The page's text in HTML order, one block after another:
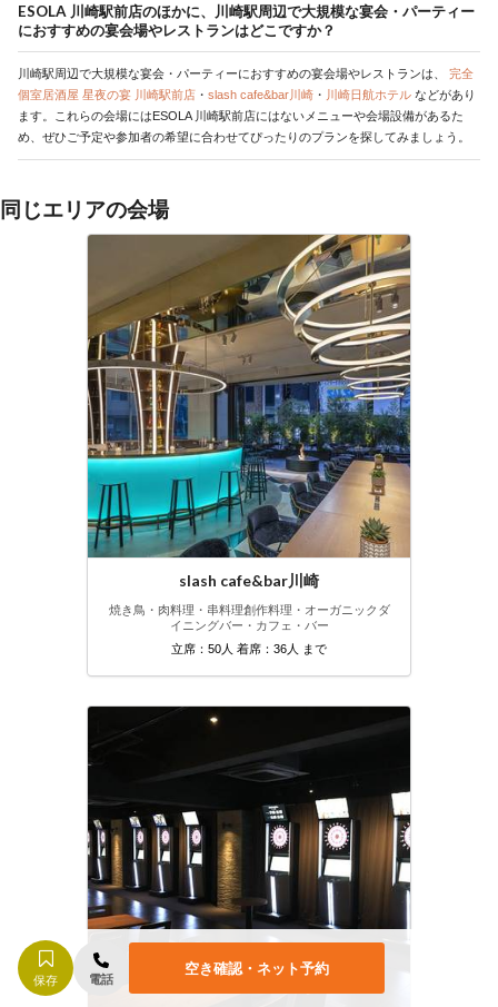
ESOLA 川崎駅前店のほかに、川崎駅周辺で大規模な宴会・パーティー
におすすめの宴会場やレストランはどこですか？
川崎駅周辺で大規模な宴会・パーティーにおすすめの宴会場やレストランは、 完全
個室居酒屋 星夜の宴 川崎駅前店 ・ slash cafe&bar川崎 ・ 川崎日航ホテル などがあり
ます。これらの会場にはESOLA 川崎駅前店にはないメニューや会場設備があるた
め、ぜひご予定や参加者の希望に合わせてぴったりのプランを探してみましょう。
同じエリアの会場
slash cafe&bar川崎
焼き鳥・肉料理・串料理創作料理・オーガニック ダ
イニングバー・カフェ・バー
立席：50人 着席：36人 まで
保存 電話
空き確認・ネット予約